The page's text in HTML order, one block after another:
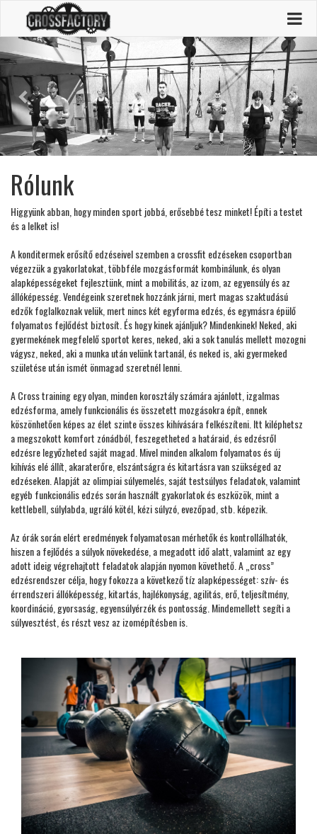
Previous Next
Rólunk
Higgyünk abban, hogy minden sport jobbá, erősebbé tesz minket! Építi a testet
és a lelket is!
A konditermek erősítő edzéseivel szemben a crossfit edzéseken csoportban
végezzük a gyakorlatokat, többféle mozgásformát kombinálunk, és olyan
alapképességeket fejlesztünk, mint a mobilitás, az izom, az egyensúly és az
állóképesség. Vendégeink szeretnek hozzánk járni, mert magas szaktudású
edzők foglalkoznak velük, mert nincs két egyforma edzés, és egymásra épülő
folyamatos fejlődést biztosít. És hogy kinek ajánljuk? Mindenkinek! Neked, aki
gyermekének megfelelő sportot keres, neked, aki a sok tanulás mellett mozogni
vágysz, neked, aki a munka után velünk tartanál, és neked is, aki gyermeked
születése után ismét önmagad szeretnél lenni.
A Cross training egy olyan, minden korosztály számára ajánlott, izgalmas
edzésforma, amely funkcionális és összetett mozgásokra épít, ennek
köszönhetően képes az élet szinte összes kihívására felkészíteni. Itt kiléphetsz
a megszokott komfort zónádból, feszegetheted a határaid, és edzésről
edzésre legyőzheted saját magad. Mivel minden alkalom folyamatos és új
kihívás elé állít, akaraterőre, elszántságra és kitartásra van szükséged az
edzéseken. Alapját az olimpiai súlyemelés, saját testsúlyos feladatok, valamint
egyéb funkcionális edzés során használt gyakorlatok és eszközök, mint a
kettlebell, súlylabda, ugráló kötél, kézi súlyzó, evezőpad, stb. képezik.
Az órák során elért eredmények folyamatosan mérhetők és kontrollálhatók,
hiszen a fejlődés a súlyok növekedése, a megadott idő alatt, valamint az egy
adott ideig végrehajtott feladatok alapján nyomon követhető. A „cross”
edzésrendszer célja, hogy fokozza a következő tíz alapképességet: szív- és
érrendszeri állóképesség, kitartás, hajlékonyság, agilitás, erő, teljesítmény,
koordináció, gyorsaság, egyensúlyérzék és pontosság. Mindemellett segíti a
súlyvesztést, és részt vesz az izomépítésben is.